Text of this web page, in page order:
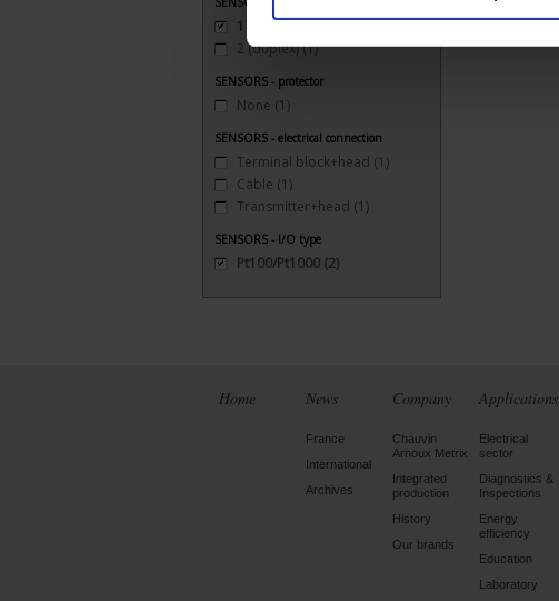
1 (simple)(2)
2 (duplex)(1)
SENSORS - protector
None (1)
SENSORS - electrical connection
Terminal block+head (1)
Cable (1)
Transmitter+head (1)
SENSORS - I/O type
Pt100/Pt1000 (2)
Home News
France
International
Archives
Company
Chauvin
Arnoux Metrix
Integrated
production
History
Our brands
Applications
Electrical
sector
Diagnostics &
Inspections
Energy
efficiency
Education
Laboratory